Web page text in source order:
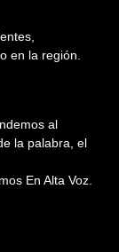
en la región.
al
la palabra, el
En Alta Voz.